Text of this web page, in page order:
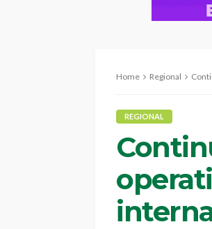
Home Regional
REGIONAL